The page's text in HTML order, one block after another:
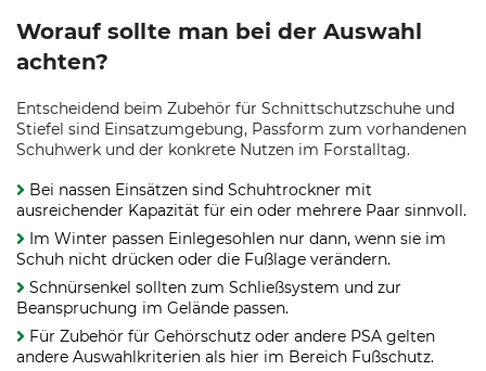
Worauf sollte man bei der Auswahl
achten?
Entscheidend beim Zubehör für Schnittschutzschuhe und
Stiefel sind Einsatzumgebung, Passform zum vorhandenen
Schuhwerk und der konkrete Nutzen im Forstalltag.
Bei nassen Einsätzen sind Schuhtrockner mit
ausreichender Kapazität für ein oder mehrere Paar sinnvoll.
Im Winter passen Einlegesohlen nur dann, wenn sie im
Schuh nicht drücken oder die Fußlage verändern.
Schnürsenkel sollten zum Schließsystem und zur
Beanspruchung im Gelände passen.
Für Zubehör für Gehörschutz oder andere PSA gelten
andere Auswahlkriterien als hier im Bereich Fußschutz.